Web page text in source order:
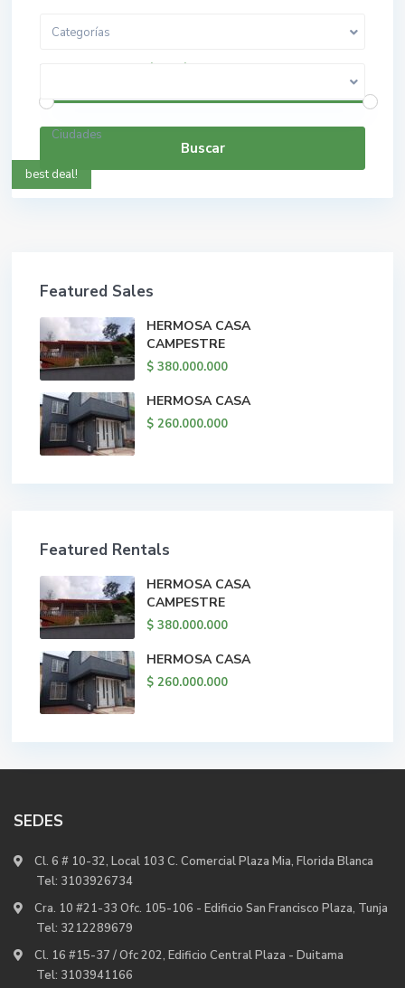
Categorías
Rango de precios: $ 0 a $ 5.000.000.000
Ciudades
Buscar
best deal!
Featured Sales
HERMOSA CASA
CAMPESTRE
$ 380.000.000
HERMOSA CASA
$ 260.000.000
Featured Rentals
HERMOSA CASA
CAMPESTRE
$ 380.000.000
HERMOSA CASA
$ 260.000.000
SEDES
Cl. 6 # 10-32, Local 103 C. Comercial Plaza Mia, Florida Blanca
Tel: 3103926734
Cra. 10 #21-33 Ofc. 105-106 - Edificio San Francisco Plaza, Tunja
Tel: 3212289679
Cl. 16 #15-37 / Ofc 202, Edificio Central Plaza - Duitama
Tel: 3103941166